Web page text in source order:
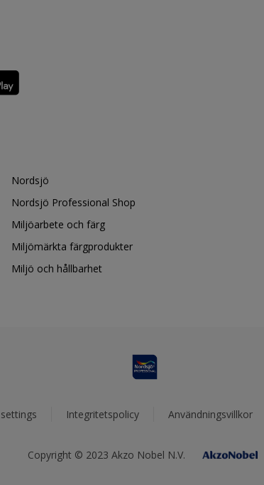
Nordsjö
Nordsjö Professional Shop
Miljöarbete och färg
Miljömärkta färgprodukter
Miljö och hållbarhet
Integritetspolicy Användningsvillkor
Copyright © 2023 Akzo Nobel N.V.